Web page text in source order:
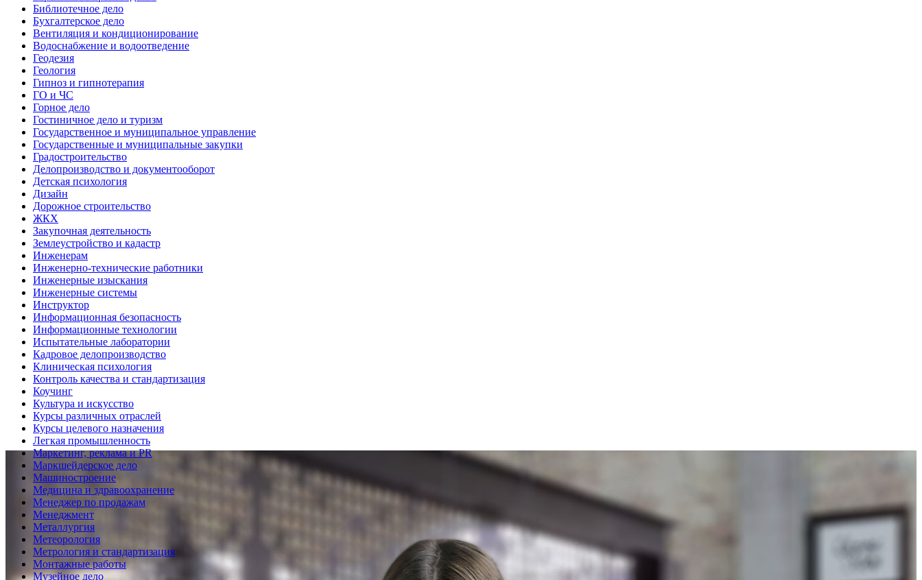
Библиотечное дело
Бухгалтерское дело
Вентиляция и кондиционирование
Водоснабжение и водоотведение
Геодезия
Геология
Гипноз и гипнотерапия
ГО и ЧС
Горное дело
Гостиничное дело и туризм
Государственное и муниципальное управление
Государственные и муниципальные закупки
Градостроительство
Делопроизводство и документооборот
Детская психология
Дизайн
Дорожное строительство
ЖКХ
Закупочная деятельность
Землеустройство и кадастр
Инженерам
Инженерно-технические работники
Инженерные изыскания
Инженерные системы
Инструктор
Информационная безопасность
Информационные технологии
Испытательные лаборатории
Кадровое делопроизводство
Клиническая психология
Контроль качества и стандартизация
Коучинг
Культура и искусство
Курсы различных отраслей
Курсы целевого назначения
Легкая промышленность
Маркетинг, реклама и PR
Маркшейдерское дело
Машиностроение
Медицина и здравоохранение
Менеджер по продажам
Менеджмент
Металлургия
Метеорология
Метрология и стандартизация
Монтажные работы
Музейное дело